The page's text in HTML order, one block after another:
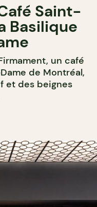
Saint-
Basilique
un café
de Montréal,
et des beignes